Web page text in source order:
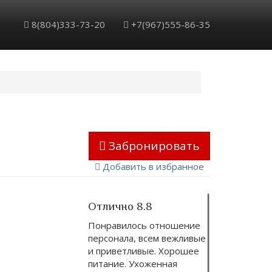
8(804)333-73-20 +7(967)555-86-35
Забронировать
Добавить в избранное
Отлично 8.8
Понравилось отношение
персонала, всем вежливые
и приветливые. Хорошее
питание. Ухоженная